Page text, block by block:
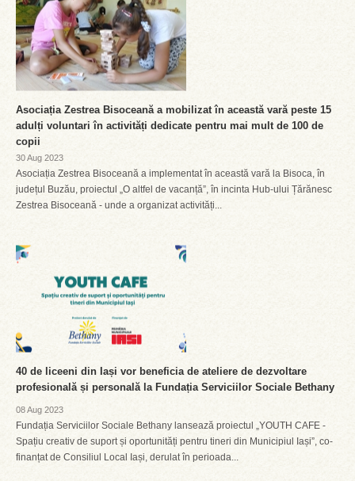
Asociația Zestrea Bisoceană a mobilizat în această vară peste 15
adulți voluntari în activități dedicate pentru mai mult de 100 de
copii
30 Aug 2023
Asociația Zestrea Bisoceană a implementat în această vară la Bisoca, în
județul Buzău, proiectul „O altfel de vacanță”, în incinta Hub-ului Țărănesc
Zestrea Bisoceană - unde a organizat activități...
40 de liceeni din Iași vor beneficia de ateliere de dezvoltare
profesională și personală la Fundația Serviciilor Sociale Bethany
08 Aug 2023
Fundația Serviciilor Sociale Bethany lansează proiectul „YOUTH CAFE -
Spațiu creativ de suport și oportunități pentru tineri din Municipiul Iași”, co-
finanțat de Consiliul Local Iași, derulat în perioada...